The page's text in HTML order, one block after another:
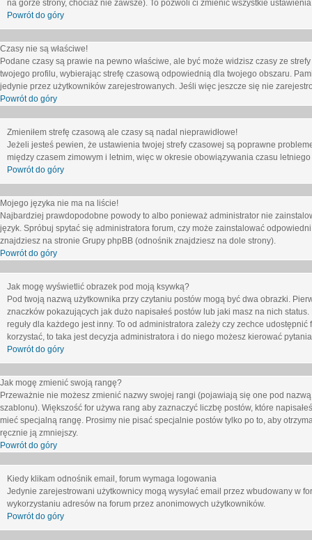
na górze strony, chociaż nie zawsze). To pozwoli ci zmienić wszystkie
Powrót do góry
Czasy nie są właściwe!
Podane czasy są prawie na pewno właściwe, ale być może widzisz czasy ze
twojego profilu, wybierając strefę czasową odpowiednią dla twojego obszaru.
jedynie przez użytkowników zarejestrowanych. Jeśli więc jeszcze się nie
Powrót do góry
Zmieniłem strefę czasową ale czasy są nadal nieprawidłowe!
Jeżeli jesteś pewien, że ustawienia twojej strefy czasowej są poprawne
między czasem zimowym i letnim, więc w okresie obowiązywania czasu
Powrót do góry
Mojego języka nie ma na liście!
Najbardziej prawdopodobne powody to albo ponieważ administrator nie
język. Spróbuj spytać się administratora forum, czy może zainstalować
znajdziesz na stronie Grupy phpBB (odnośnik znajdziesz na dole strony).
Powrót do góry
Jak mogę wyświetlić obrazek pod moją ksywką?
Pod twoją nazwą użytkownika przy czytaniu postów mogą być dwa obrazki.
znaczków pokazujących jak dużo napisałeś postów lub jaki masz na nich
reguły dla każdego jest inny. To od administratora zależy czy zechce
korzystać, to taka jest decyzja administratora i do niego możesz kierować
Powrót do góry
Jak mogę zmienić swoją rangę?
Przeważnie nie możesz zmienić nazwy swojej rangi (pojawiają się one pod
szablonu). Większość for używa rang aby zaznaczyć liczbę postów, które
mieć specjalną rangę. Prosimy nie pisać specjalnie postów tylko po to, aby
ręcznie ją zmniejszy.
Powrót do góry
Kiedy klikam odnośnik email, forum wymaga logowania
Jedynie zarejestrowani użytkownicy mogą wysyłać email przez wbudowany w
wykorzystaniu adresów na forum przez anonimowych użytkowników.
Powrót do góry